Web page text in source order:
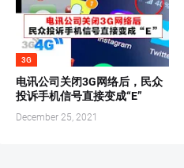
3G
电讯公司关闭3G网络后，民众
投诉手机信号直接变成“E”
December 25, 2021